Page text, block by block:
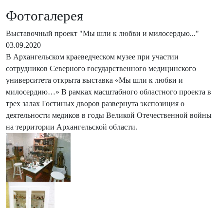
Фотогалерея
Выставочный проект "Мы шли к любви и милосердью..."
03.09.2020
В Архангельском краеведческом музее при участии
сотрудников Северного государственного медицинского
университета открыта выставка «Мы шли к любви и
милосердию…» В рамках масштабного областного проекта в
трех залах Гостиных дворов развернута экспозиция о
деятельности медиков в годы Великой Отечественной войны
на территории Архангельской области.